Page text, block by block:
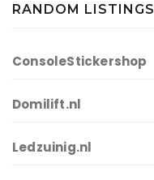
RANDOM LISTINGS
ConsoleStickershop
Domilift.nl
Ledzuinig.nl